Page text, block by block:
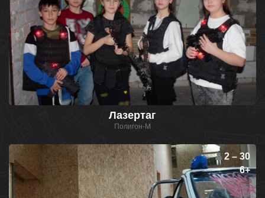
Лазертаг
Полигон-М
2 – 30
6+